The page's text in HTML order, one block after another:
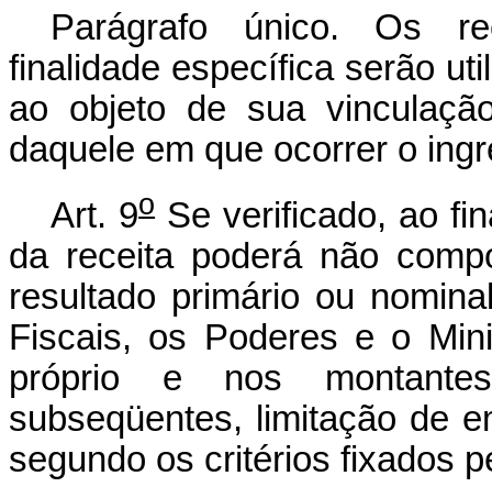
Parágrafo único. Os
finalidade específica serão
ao objeto de sua
daquele em que ocorrer o
Art. 9o Se verificado, ao
da receita poderá não
resultado primário ou
Fiscais, os Poderes e o
próprio e nos
subseqüentes, limitação de
segundo os critérios fixados